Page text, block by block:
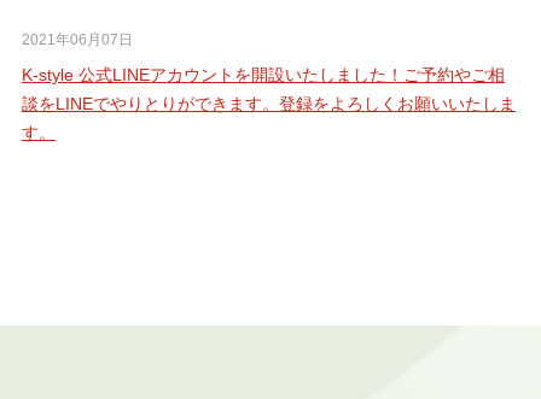
2021年06月07日
K-style 公式LINEアカウントを開設いたしました！ご予約やご相
談をLINEでやりとりができます。登録をよろしくお願いいたしま
す。